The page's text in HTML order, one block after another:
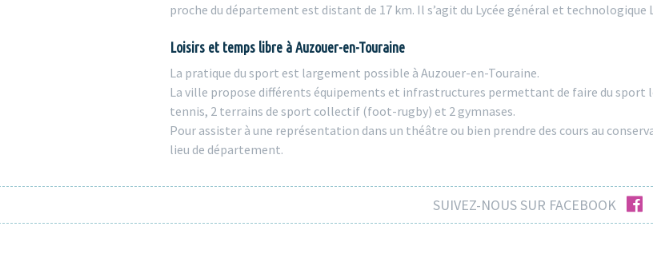
proche du département est distant de 17 km. Il s’agit du Lycée général et technologique
Loisirs et temps libre à Auzouer-en-Touraine
La pratique du sport est largement possible à Auzouer-en-Touraine.
La ville propose différents équipements et infrastructures permettant de faire du
tennis, 2 terrains de sport collectif (foot-rugby) et 2 gymnases.
Pour assister à une représentation dans un théâtre ou bien prendre des cours au
lieu de département.
SUIVEZ-NOUS SUR FACEBOOK